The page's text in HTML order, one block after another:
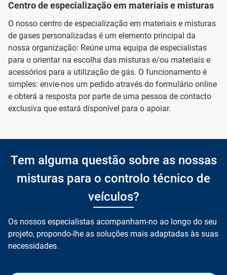
Centro de especialização em materiais e misturas
O nosso centro de especialização em materiais e misturas
de gases personalizadas é um elemento principal da
nossa organização: Reúne uma equipa de especialistas
para o orientar na escolha das misturas e/ou materiais e
acessórios para a utilização de gás. O funcionamento é
simples: envie-nos um pedido através do formulário online
e obterá a resposta por parte de uma pessoa de contacto
exclusiva que estará disponível para o apoiar.
Tem alguma questão sobre as nossas
misturas para o controlo técnico de
veículos?
Os nossos especialistas acompanham-no ao longo do seu
projeto, propondo-lhe as soluções mais adaptadas às suas
necessidades.